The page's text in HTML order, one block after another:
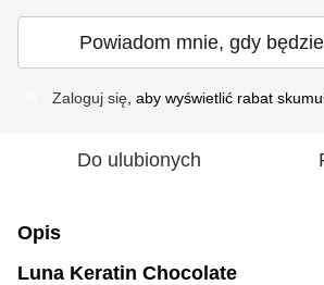
Powiadom mnie, gdy
Zaloguj się , aby wyświetlić rabat
Do ulubionych
Opis
Luna Keratin Chocolate